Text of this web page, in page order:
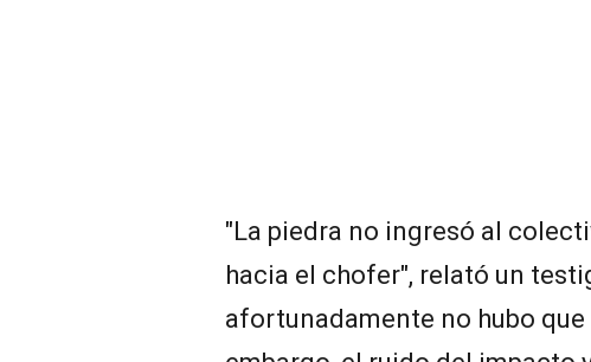
"La piedra no ingresó al
hacia el chofer", relató un
afortunadamente no hubo